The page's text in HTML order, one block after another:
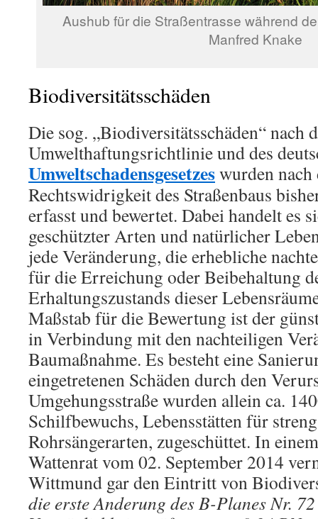
Aushub für die Straßentrasse während
Manfred Knake
Biodiversitätsschäden
Die sog. „Biodiversitätsschäden“ nach
Umwelthaftungsrichtlinie und des
Umweltschadensgesetzeswurden
Rechtswidrigkeit des Straßenbaus
erfasst und bewertet. Dabei handelt es
geschützter Arten und natürlicher
jede Veränderung, die erhebliche
für die Erreichung oder Beibehaltung
Erhaltungszustands dieser
Maßstab für die Bewertung ist der
in Verbindung mit den nachteiligen
Baumaßnahme. Es besteht eine
eingetretenen Schäden durch den
Umgehungsstraße wurden allein ca.
Schilfbewuchs, Lebensstätten für
Rohrsängerarten, zugeschüttet. In
Wattenrat vom 02. September 2014
Wittmund gar den Eintritt von
die erste Anderung des B-Planes Nr.